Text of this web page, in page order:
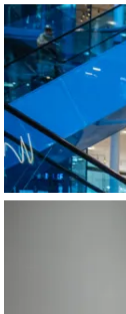
Butiksstädning
Butiksstädning anpassad efter